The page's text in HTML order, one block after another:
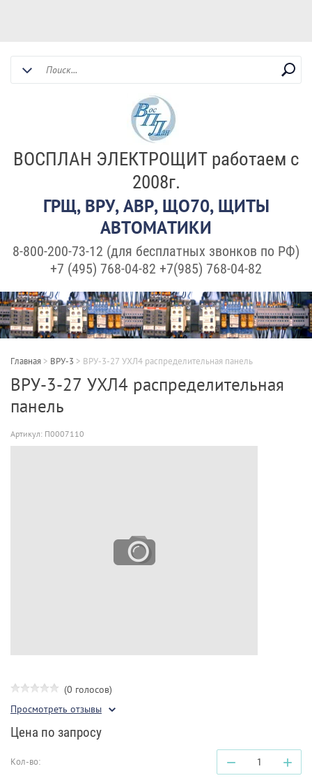
ВОСПЛАН ЭЛЕКТРОЩИТ работаем с
2008г.
ГРЩ, ВРУ, АВР, ЩО70, ЩИТЫ
АВТОМАТИКИ
8-800-200-73-12 (для бесплатных звонков по РФ)
+7 (495) 768-04-82 +7(985) 768-04-82
Главная > ВРУ-3 > ВРУ-3-27 УХЛ4 распределительная панель
ВРУ-3-27 УХЛ4 распределительная
панель
Артикул: П0007110
(0 голосов)
Просмотреть отзывы
Цена по запросу
Кол-во: − +